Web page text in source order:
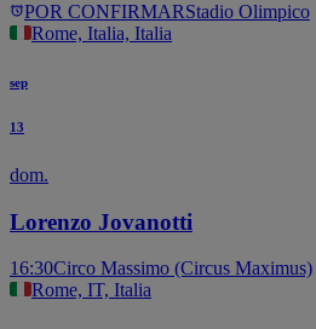
POR CONFIRMARStadio Olimpico
Rome, Italia, Italia
sep
13
dom.
Lorenzo Jovanotti
16:30Circo Massimo (Circus Maximus)
Rome, IT, Italia